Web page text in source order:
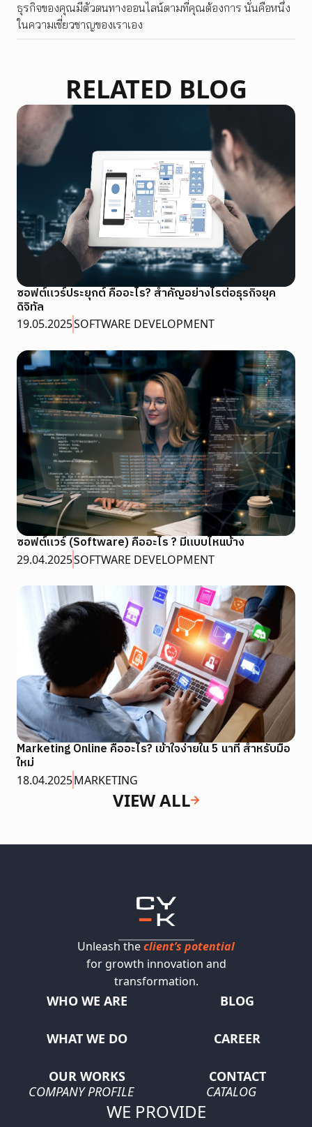
ธุรกิจของคุณมีตัวตนทางออนไลน์ตามที่คุณต้องการ นั่นคือหนึ่ง
ในความเชี่ยวชาญของเราเอง
RELATED BLOG
ซอฟต์แวร์ประยุกต์ คืออะไร? สำคัญอย่างไรต่อธุรกิจยุค
ดิจิทัล
19.05.2025SOFTWARE DEVELOPMENT
ซอฟต์แวร์ (Software) คืออะไร ? มีแบบไหนบ้าง
29.04.2025SOFTWARE DEVELOPMENT
Marketing Online คืออะไร? เข้าใจง่ายใน 5 นาที สำหรับมือ
ใหม่
18.04.2025MARKETING
VIEW ALL
Unleash theclient’s potential
for growth innovation and
transformation.
WHO WE ARE
WHAT WE DO
OUR WORKS
BLOG
CAREER
CONTACT
COMPANY PROFILE
CATALOG
WE PROVIDE